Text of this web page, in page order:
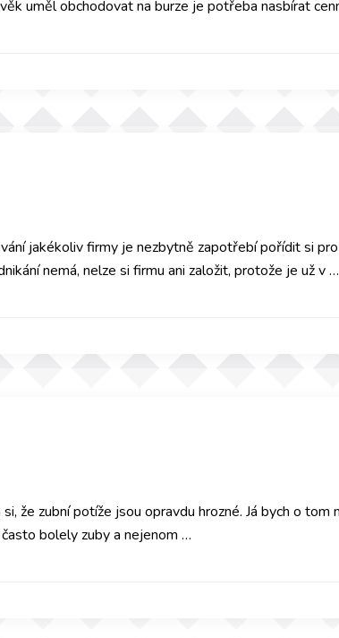
uměl obchodovat na burze je potřeba nasbírat
jakékoliv firmy je nezbytně zapotřebí pořídit si
nemá, nelze si firmu ani založit, protože je už v …
že zubní potíže jsou opravdu hrozné. Já bych o
bolely zuby a nejenom …